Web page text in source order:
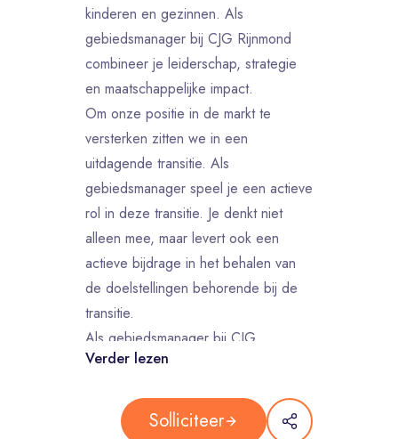
kinderen en gezinnen. Als
gebiedsmanager bij CJG Rijnmond
combineer je leiderschap, strategie
en maatschappelijke impact.
Om onze positie in de markt te
versterken zitten we in een
uitdagende transitie. Als
gebiedsmanager speel je een actieve
rol in deze transitie. Je denkt niet
alleen mee, maar levert ook een
actieve bijdrage in het behalen van
de doelstellingen behorende bij de
transitie.
Als gebiedsmanager bij CJG
Rijnmond geef je richting aan één of
bent integraal verantwoordelijk voor
Verder lezen
Solliciteer